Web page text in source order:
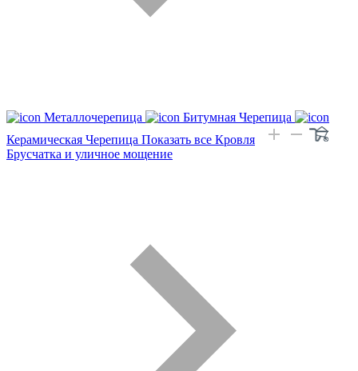
Металлочерепица
Битумная Черепица
Керамическая Черепица Показать все Кровля
Брусчатка и уличное мощение